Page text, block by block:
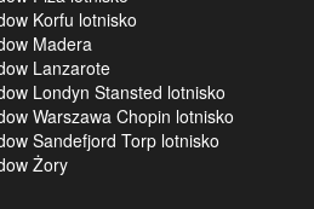
Korfu lotnisko
Madera
Lanzarote
Londyn Stansted lotnisko
Warszawa Chopin lotnisko
Sandefjord Torp lotnisko
Żory